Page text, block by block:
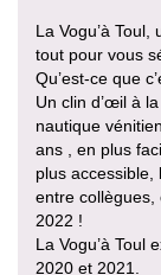
La Vogu’à
tout pour vous
Qu’est-ce que
Un clin d’œil à
nautique
ans , en plus
plus accessible,
entre collègues,
2022 !
La Vogu’à Toul
2020 et 2021.